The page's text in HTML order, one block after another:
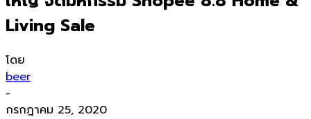
Living Sale
โดย
beer
-
กรกฎาคม 25, 2020